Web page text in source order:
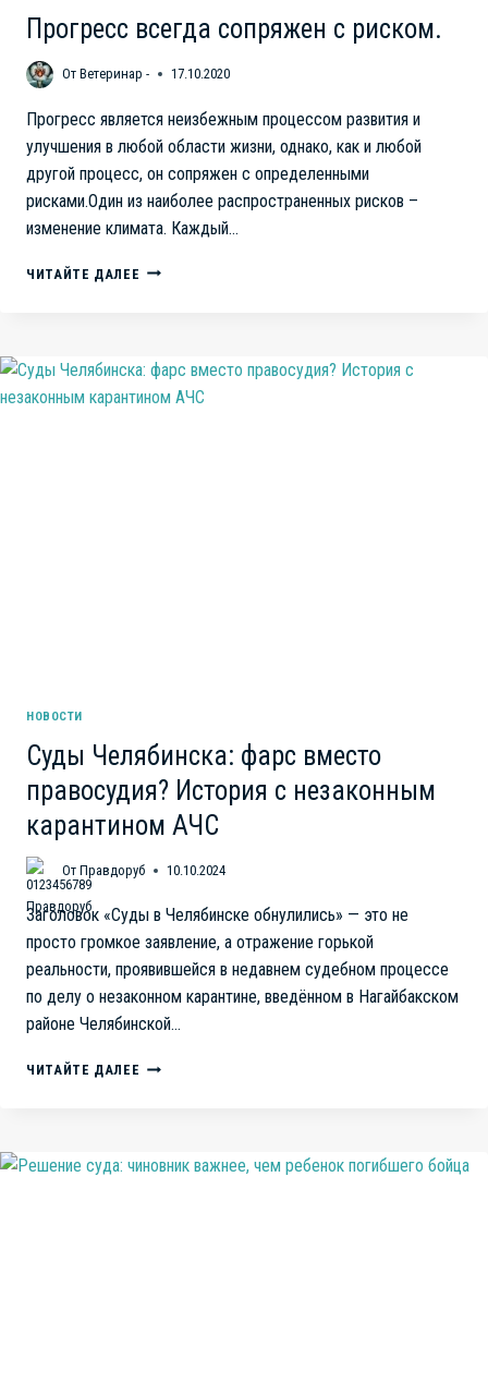
Прогресс всегда сопряжен с риском.
От Ветеринар - 17.10.2020
Прогресс является неизбежным процессом развития и
улучшения в любой области жизни, однако, как и любой
другой процесс, он сопряжен с определенными
рисками.Один из наиболее распространенных рисков –
изменение климата. Каждый…
ЧИТАЙТЕ ДАЛЕЕ ПРОГРЕСС
НОВОСТИ
Суды Челябинска: фарс вместо
правосудия? История с незаконным
карантином АЧС
От Правдоруб 10.10.2024
Заголовок «Суды в Челябинске обнулились» — это не
просто громкое заявление, а отражение горькой
реальности, проявившейся в недавнем судебном процессе
по делу о незаконном карантине, введённом в Нагайбакском
районе Челябинской…
ЧИТАЙТЕ ДАЛЕЕ СУДЫ
ИСТОРИЯ